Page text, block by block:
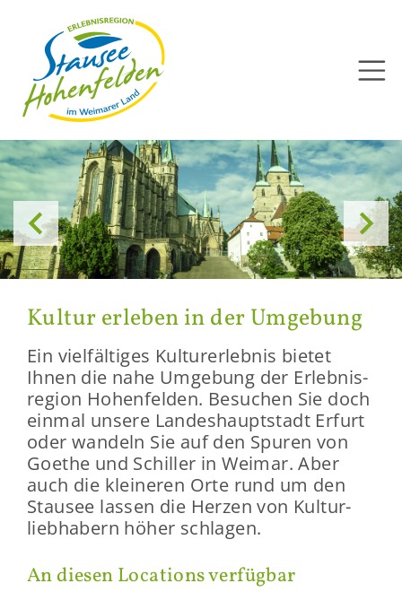
 
Kul­tur er­le­ben in der Um­ge­bung
Ein viel­fäl­ti­ges Kul­tur­er­leb­nis bie­tet
Ihnen die nahe Um­ge­bung der Er­leb­nis­
re­gi­on Ho­hen­fel­den. Be­su­chen Sie doch
ein­mal un­se­re Lan­des­haupt­stadt Er­furt
oder wan­deln Sie auf den Spu­ren von
Goe­the und Schil­ler in Wei­mar. Aber
auch die klei­ne­ren Orte rund um den
Stau­see las­sen die Her­zen von Kul­tur­
lieb­ha­bern höher schla­gen.
An die­sen Lo­ca­ti­ons ver­füg­bar